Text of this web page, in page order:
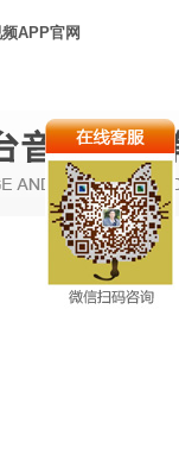
APP官网
视频显示系
统